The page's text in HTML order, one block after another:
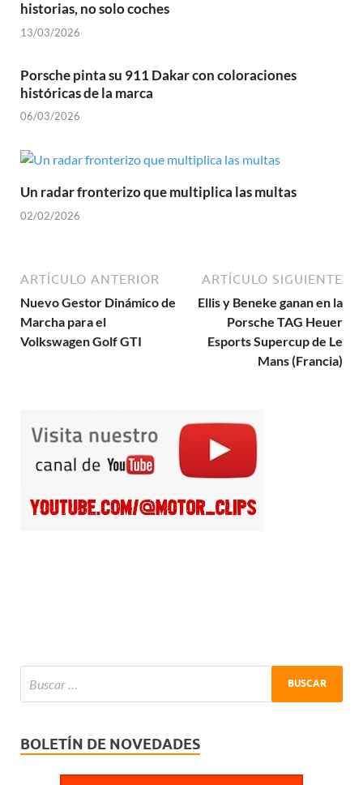
historias, no solo coches
13/03/2026
Porsche pinta su 911 Dakar con coloraciones
históricas de la marca
06/03/2026
Un radar fronterizo que multiplica las multas
02/02/2026
ARTÍCULO ANTERIOR
Nuevo Gestor Dinámico de
Marcha para el
Volkswagen Golf GTI
ARTÍCULO SIGUIENTE
Ellis y Beneke ganan en la
Porsche TAG Heuer
Esports Supercup de Le
Mans (Francia)
BOLETÍN DE NOVEDADES